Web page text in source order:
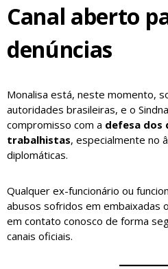
Canal aberto
denúncias
Monalisa está, neste momento,
autoridades brasileiras, e o
compromisso com a defesa dos
trabalhistas, especialmente no
diplomáticas.
Qualquer ex-funcionário ou
abusos sofridos em embaixadas
em contato conosco de forma
canais oficiais.